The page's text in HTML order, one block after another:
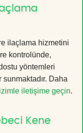
ilaçlama hizmetini
kontrolünde,
yöntemleri
Daha
iletişime geçin.
Kene